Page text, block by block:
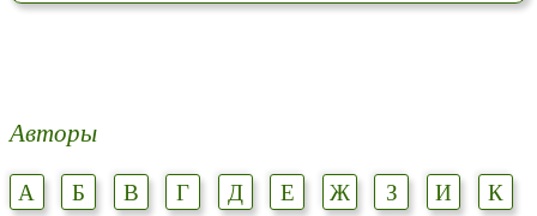
Авторы
А Б В Г Д Е Ж З И
К